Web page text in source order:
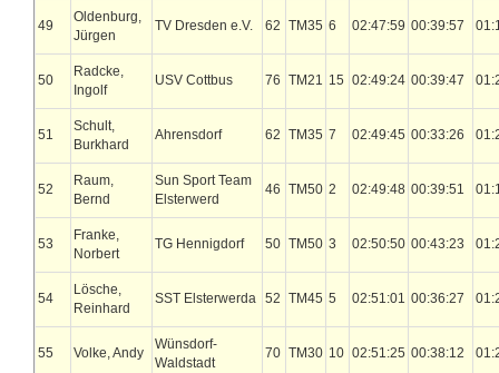
49
Oldenburg,
Jürgen
TV Dresden e.V. 62 TM35 6 02:47:59 00:39:57
50
Radcke,
Ingolf
USV Cottbus 76 TM21 15 02:49:24 00:39:47
51
Schult,
Burkhard
Ahrensdorf 62 TM35 7 02:49:45 00:33:26
52
Raum,
Bernd
Sun Sport Team
Elsterwerd
46 TM50 2 02:49:48 00:39:51
53
Franke,
Norbert
TG Hennigdorf 50 TM50 3 02:50:50 00:43:23
54
Lösche,
Reinhard
SST Elsterwerda 52 TM45 5 02:51:01 00:36:27
55 Volke, Andy
Wünsdorf-
Waldstadt
70 TM30 10 02:51:25 00:38:12